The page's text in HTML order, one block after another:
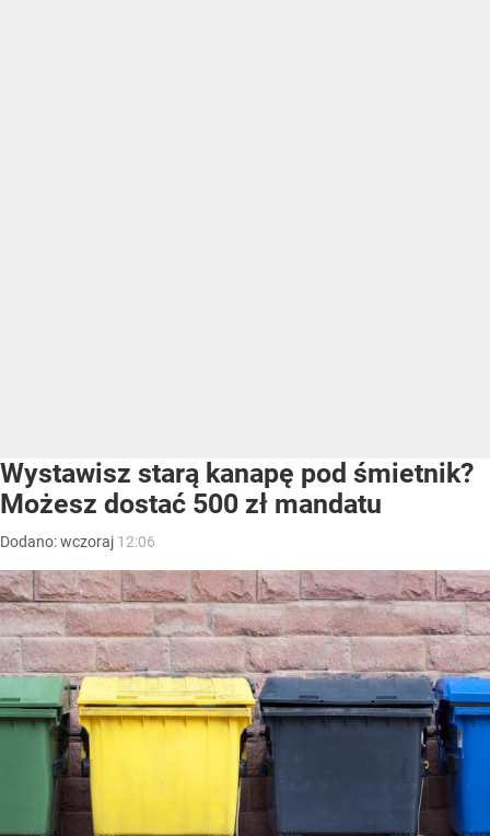
Wystawisz starą kanapę pod śmietnik?
Możesz dostać 500 zł mandatu
Dodano:wczoraj 12:06